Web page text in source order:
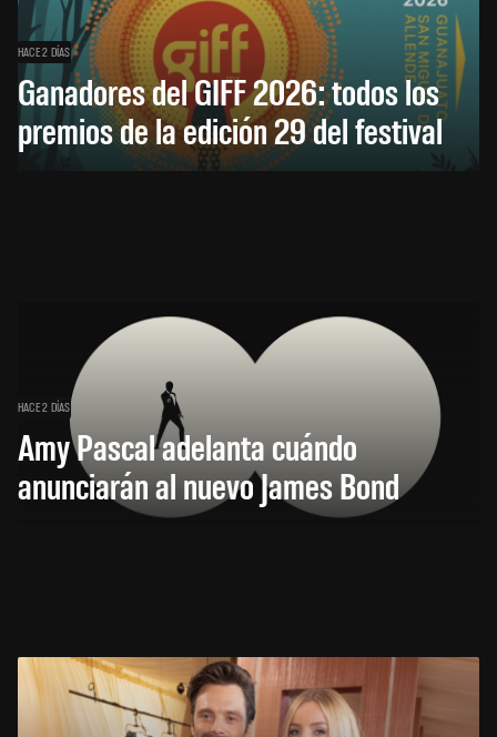
HACE 2 DÍAS
Ganadores del GIFF 2026: todos los
premios de la edición 29 del festival
HACE 2 DÍAS
Amy Pascal adelanta cuándo
anunciarán al nuevo James Bond